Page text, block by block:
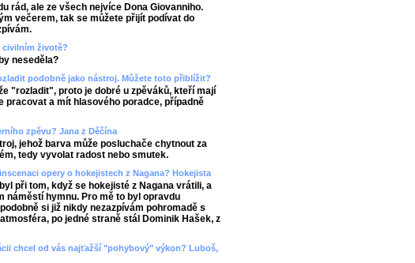
rád, ale ze všech nejvíce Dona Giovanniho.
večerem, tak se můžete přijít podívat do
civilním životě?
neseděla?
podobně jako nástroj. Můžete toto přiblížit?
"rozladit", proto je dobré u zpěváků, kteří mají
pracovat a mít hlasového poradce, případně
zpěvu? Jana z Děčína
jehož barva může posluchače chytnout za
tedy vyvolat radost nebo smutek.
opery o hokejistech z Nagana? Hokejista
při tom, když se hokejisté z Nagana vrátili, a
náměstí hymnu. Pro mě to byl opravdu
si již nikdy nezazpívám pohromadě s
po jedné straně stál Dominik Hašek, z
chcel od vás najťažší "pohybový" výkon? Luboš,